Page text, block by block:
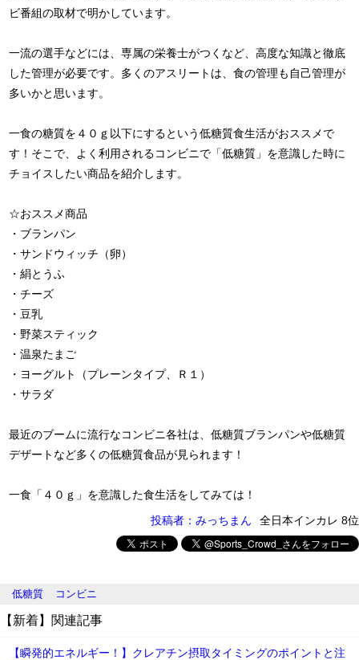
ビ番組の取材で明かしています。
一流の選手などには、専属の栄養士がつくなど、高度な知識と徹底
した管理が必要です。多くのアスリートは、食の管理も自己管理が
多いかと思います。
一食の糖質を４０ｇ以下にするという低糖質食生活がおススメで
す！そこで、よく利用されるコンビニで「低糖質」を意識した時に
チョイスしたい商品を紹介します。
☆おススメ商品
・ブランパン
・サンドウィッチ（卵）
・絹とうふ
・チーズ
・豆乳
・野菜スティック
・温泉たまご
・ヨーグルト（プレーンタイプ、Ｒ１）
・サラダ
最近のブームに流行なコンビニ各社は、低糖質ブランパンや低糖質
デザートなど多くの低糖質食品が見られます！
一食「４０ｇ」を意識した食生活をしてみては！
投稿者：みっちまん
全日本インカレ 8位
低糖質 コンビニ
【新着】関連記事
【瞬発的エネルギー！】クレアチン摂取タイミングのポイントと注